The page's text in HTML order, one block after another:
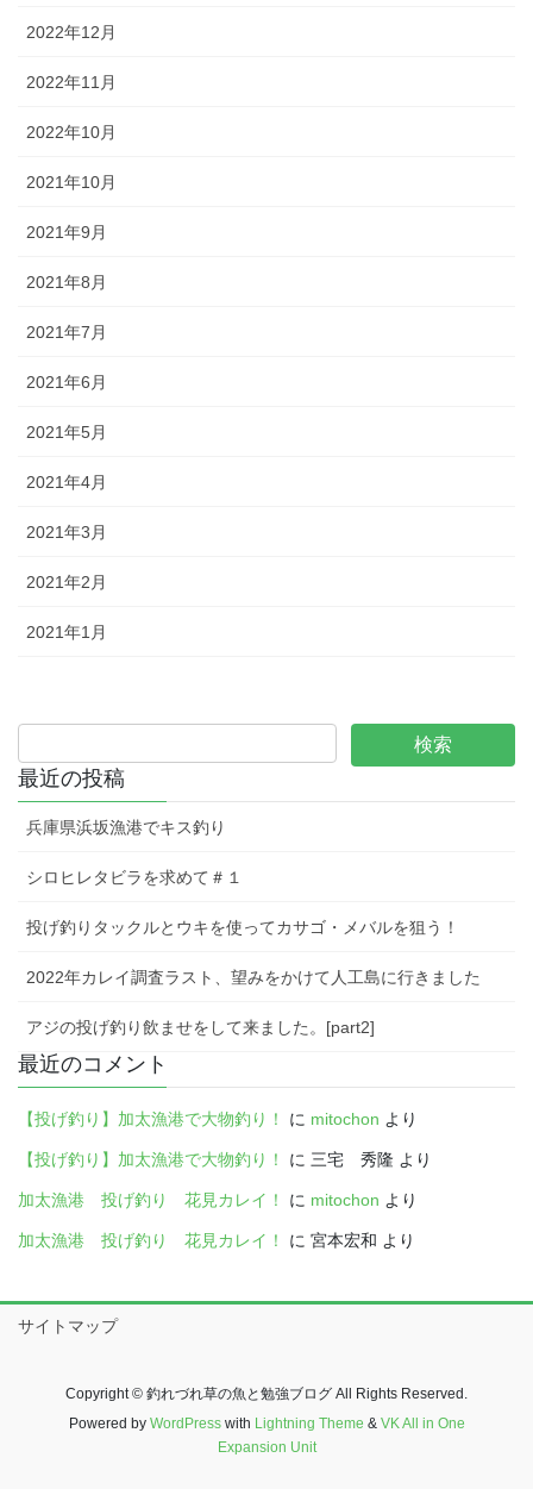
2022年12月
2022年11月
2022年10月
2021年10月
2021年9月
2021年8月
2021年7月
2021年6月
2021年5月
2021年4月
2021年3月
2021年2月
2021年1月
最近の投稿
兵庫県浜坂漁港でキス釣り
シロヒレタビラを求めて＃１
投げ釣りタックルとウキを使ってカサゴ・メバルを狙う！
2022年カレイ調査ラスト、望みをかけて人工島に行きました
アジの投げ釣り飲ませをして来ました。[part2]
最近のコメント
【投げ釣り】加太漁港で大物釣り！ に mitochon より
【投げ釣り】加太漁港で大物釣り！ に 三宅 秀隆 より
加太漁港 投げ釣り 花見カレイ！ に mitochon より
加太漁港 投げ釣り 花見カレイ！ に 宮本宏和 より
サイトマップ
Copyright © 釣れづれ草の魚と勉強ブログ All Rights Reserved.
Powered by WordPresswith Lightning Theme & VK All in One
Expansion Unit